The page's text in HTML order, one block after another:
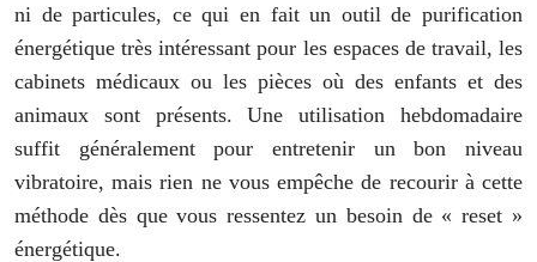
ni de particules, ce qui en fait un outil de purification
énergétique très intéressant pour les espaces de travail, les
cabinets médicaux ou les pièces où des enfants et des
animaux sont présents. Une utilisation hebdomadaire
suffit généralement pour entretenir un bon niveau
vibratoire, mais rien ne vous empêche de recourir à cette
méthode dès que vous ressentez un besoin de « reset »
énergétique.